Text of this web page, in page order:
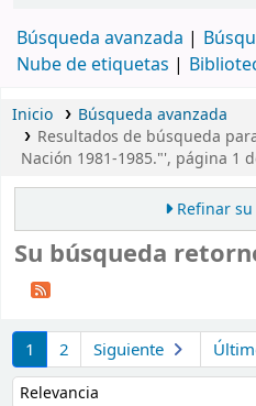
Búsqueda avanzada
Nube de etiquetas
Inicio
Búsqueda avanzada
Resultados de búsqueda
Nación 1981-1985."', página 1
Refinar
Su búsqueda
1 2 Siguiente
Ordenar por: